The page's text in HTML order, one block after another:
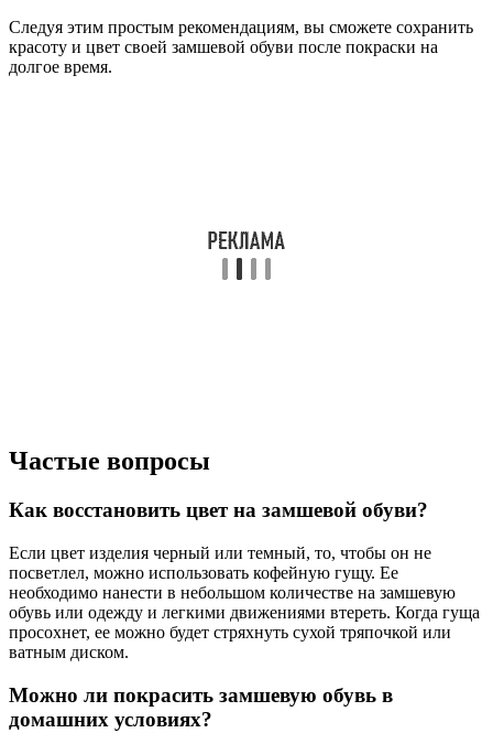
Следуя этим простым рекомендациям, вы сможете сохранить
красоту и цвет своей замшевой обуви после покраски на
долгое время.
Частые вопросы
Как восстановить цвет на замшевой обуви?
Если цвет изделия черный или темный, то, чтобы он не
посветлел, можно использовать кофейную гущу. Ее
необходимо нанести в небольшом количестве на замшевую
обувь или одежду и легкими движениями втереть. Когда гуща
просохнет, ее можно будет стряхнуть сухой тряпочкой или
ватным диском.
Можно ли покрасить замшевую обувь в
домашних условиях?